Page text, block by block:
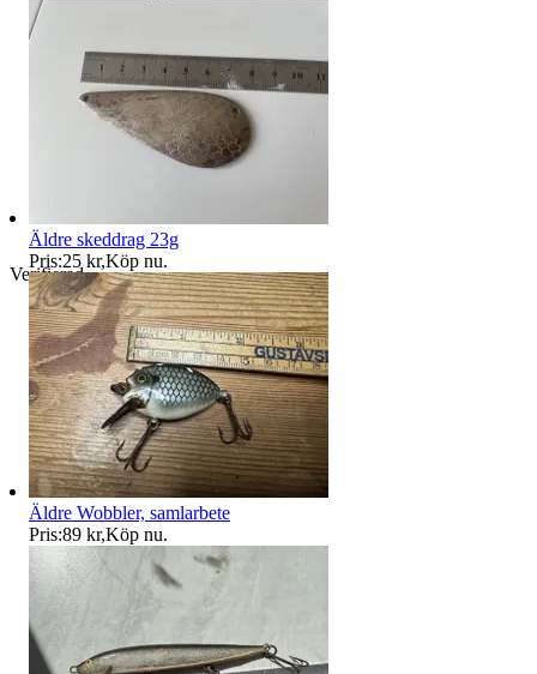
Verifierad
Äldre skeddrag 23g
Pris:25 kr,Köp nu.
Äldre Wobbler, samlarbete
Pris:89 kr,Köp nu.